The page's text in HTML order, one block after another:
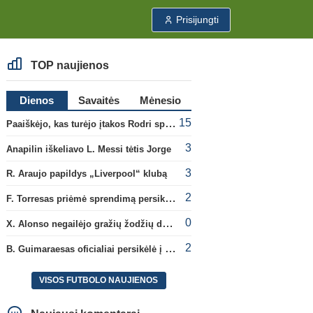
Prisijungti
TOP naujienos
Dienos Savaitės
Mėnesio
Paaiškėjo, kas turėjo įtakos Rodri sprendimui pasirinkti Barselonos pusę 15
Anapilin iškeliavo L. Messi tėtis Jorge 3
R. Araujo papildys „Liverpool“ klubą 3
F. Torresas priėmė sprendimą persikelti į PSG ekipą 2
X. Alonso negailėjo gražių žodžių dabartiniam savo klubui „Chelsea“ 0
B. Guimaraesas oficialiai persikėlė į „Arsenal“ klubą 2
VISOS FUTBOLO NAUJIENOS